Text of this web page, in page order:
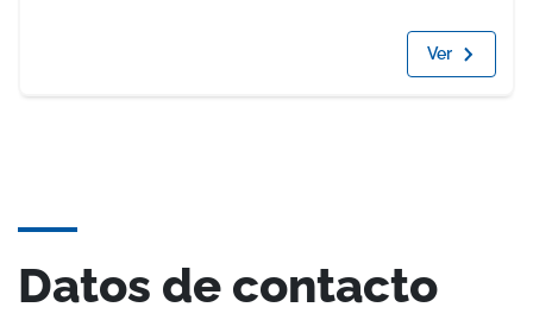
Ver
Datos de contacto